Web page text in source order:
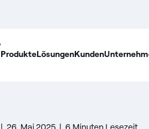
ProdukteLösungenKunden